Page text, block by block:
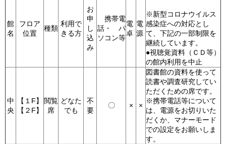
館
名
フロア
位置
種類
利用で
きる方
お
申
し
込
み
携帯電
話・ パ
ソコン等
電
卓
電
源
※新型コロナウイルス
感染症への対応とし
て、下記の一部制限を
継続しています。
●視聴覚資料（ＣＤ等）
の館内利用を中止
中
央
【１F】
【２F】
閲覧
席
どなた
でも
不
要
〇 × ×
図書館の資料を使って
読書や調査研究してい
ただくための席です。
※携帯電話等について
は、電源をお切りいた
だくか、マナーモード
での設定をお願いしま
す。